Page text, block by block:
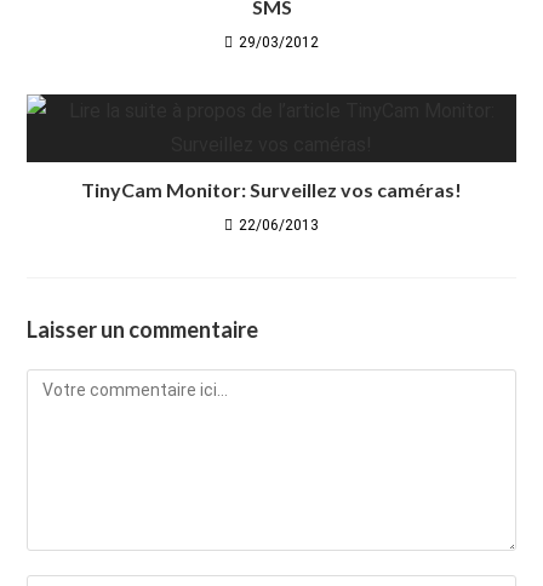
SMS
29/03/2012
TinyCam Monitor: Surveillez vos caméras!
22/06/2013
Laisser un commentaire
Comment